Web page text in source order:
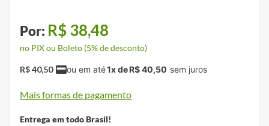
R$38,48
no PIX ou Boleto (5% de desconto)
R$40,50 1x deR$40,50
Mais formas de pagamento
Entrega em todo Brasil!